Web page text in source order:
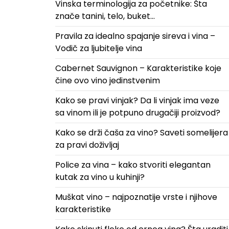
Vinska terminologija za početnike: Šta
znače tanini, telo, buket…
Pravila za idealno spajanje sireva i vina –
Vodič za ljubitelje vina
Cabernet Sauvignon – Karakteristike koje
čine ovo vino jedinstvenim
Kako se pravi vinjak? Da li vinjak ima veze
sa vinom ili je potpuno drugačiji proizvod?
Kako se drži čaša za vino? Saveti somelijera
za pravi doživljaj
Police za vina – kako stvoriti elegantan
kutak za vino u kuhinji?
Muškat vino – najpoznatije vrste i njihove
karakteristike